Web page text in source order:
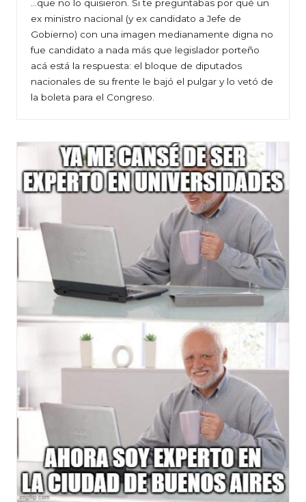
…que no lo quisieron. Si te preguntabas por qué un
ex ministro nacional (y ex candidato a Jefe de
Gobierno) con una imagen medianamente digna no
fue candidato a nada más que legislador porteño
acá está la respuesta: el bloque de diputados
nacionales de su frente le bajó el pulgar y lo vetó de
la boleta para el Congreso.